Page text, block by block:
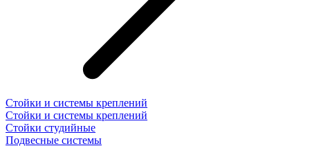
Стойки и системы креплений
Стойки и системы креплений
Стойки студийные
Подвесные системы